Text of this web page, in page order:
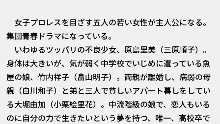
女子プロレスを目ざす五人の若い女性が主人公になる。
集団青春ドラマになっている。
いわゆるツッパリの不良少女、原島里美（三原順子）。
身体は大きいが、気が弱く中学校でいじめに遭っている魚
屋の娘、竹内祥子（畠山明子）。両親が離婚し、病弱の母
親（白川和子）と弟と三人で貧しいアパート暮しをしてい
る大堀由加（小栗絵里花）。中流階級の娘で、恋人もいる
のに自分の力で生きたいという夢を持つ、唯一、高校卒で